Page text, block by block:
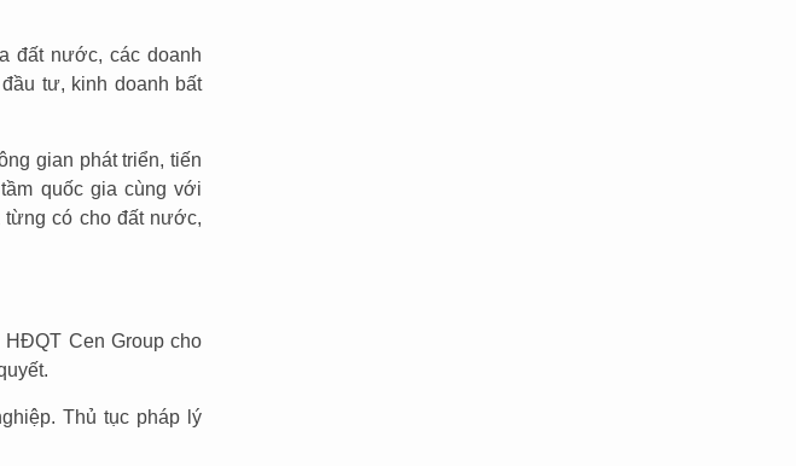
đất nước, các doanh
tư, kinh doanh bất
gian phát triển, tiến
quốc gia cùng với
có cho đất nước,
HĐQT Cen Group cho
Thủ tục pháp lý